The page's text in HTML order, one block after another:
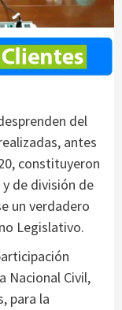
del
antes
constituyeron
de división de
un verdadero
Legislativo.
Nacional Civil,
para la